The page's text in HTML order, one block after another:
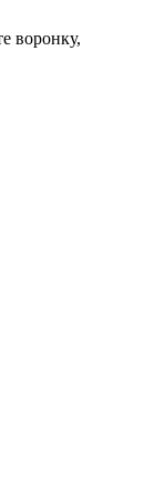
воронку,